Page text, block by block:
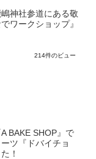
神社参道にある敬
ワークショップ』
214件のビュー
BAKE SHOP』で
ツ『ドバイチョ
！